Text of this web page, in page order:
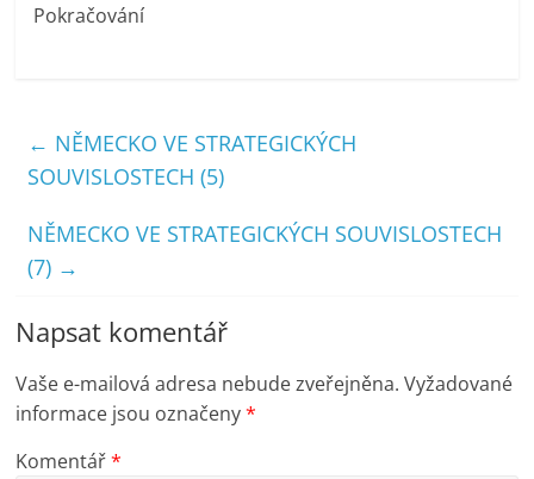
Pokračování
← NĚMECKO VE STRATEGICKÝCH
SOUVISLOSTECH (5)
NĚMECKO VE STRATEGICKÝCH SOUVISLOSTECH
(7) →
Napsat komentář
Vaše e-mailová adresa nebude zveřejněna. Vyžadované
informace jsou označeny*
Komentář*